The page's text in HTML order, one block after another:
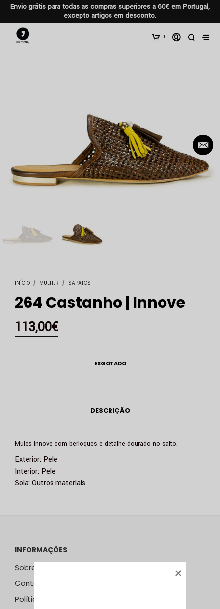
Envio grátis para todas as compras superiores a 60€ em Portugal,
excepto artigos em desconto.
0
INÍCIO / MULHER / SAPATOS
264 Castanho | Innove
113,00€
ESGOTADO
DESCRIÇÃO
Mules Innove com berloques e detalhe dourado no salto.
Exterior: Pele
Interior: Pele
Sola: Outros materiais
INFORMAÇÕES
Sobre Nós
Contactos
Política de Privacidade